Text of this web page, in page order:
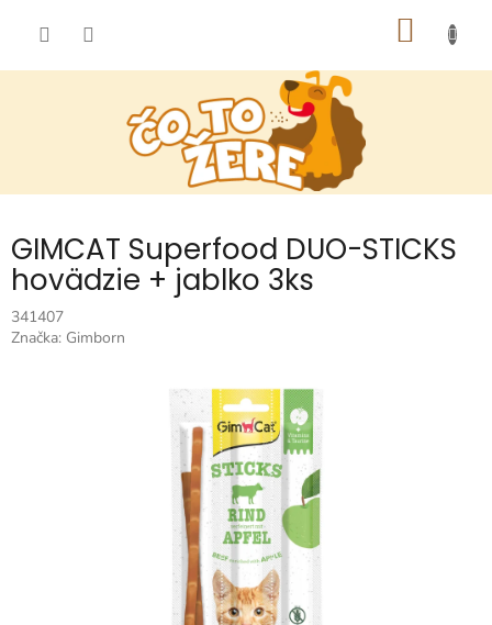
GIMCAT Superfood DUO-STICKS
hovädzie + jablko 3ks
341407
Značka: Gimborn